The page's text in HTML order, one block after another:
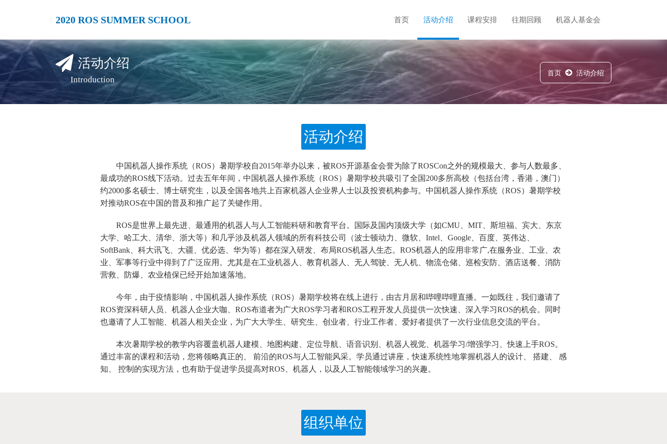
2020 ROS SUMMER SCHOOL 首页 活动介绍 课程安排 往期回顾 机器人基金会
活动介绍
Introduction
首页 活动介绍
活动介绍
中国机器人操作系统（ROS）暑期学校自2015年举办以来，被ROS开源基金会誉为除了ROSCon之外的规模最大、参与人数最多、
最成功的ROS线下活动。过去五年年间，中国机器人操作系统（ROS）暑期学校共吸引了全国200多所高校（包括台湾，香港，澳门）
约2000多名硕士、博士研究生，以及全国各地共上百家机器人企业界人士以及投资机构参与。中国机器人操作系统（ROS）暑期学校
对推动ROS在中国的普及和推广起了关键作用。
ROS是世界上最先进、最通用的机器人与人工智能科研和教育平台。国际及国内顶级大学（如CMU、MIT、斯坦福、宾大、东京
大学、哈工大、清华、浙大等）和几乎涉及机器人领域的所有科技公司（波士顿动力、微软、Intel、Google、百度、英伟达、
SoftBank、科大讯飞、大疆、优必选、华为等）都在深入研发、布局ROS机器人生态。ROS机器人的应用非常广,在服务业、工业、农
业、军事等行业中得到了广泛应用。尤其是在工业机器人、教育机器人、无人驾驶、无人机、物流仓储、巡检安防、酒店送餐、消防
营救、防爆、农业植保已经开始加速落地。
今年，由于疫情影响，中国机器人操作系统（ROS）暑期学校将在线上进行，由古月居和哔哩哔哩直播。一如既往，我们邀请了
ROS资深科研人员、机器人企业大咖、ROS布道者为广大ROS学习者和ROS工程开发人员提供一次快速、深入学习ROS的机会。同时
也邀请了人工智能、机器人相关企业，为广大大学生、研究生、创业者、行业工作者、爱好者提供了一次行业信息交流的平台。
本次暑期学校的教学内容覆盖机器人建模、地图构建、定位导航、语音识别、机器人视觉、机器学习/增强学习、快速上手ROS。
通过丰富的课程和活动，您将领略真正的、 前沿的ROS与人工智能风采。学员通过讲座，快速系统性地掌握机器人的设计、 搭建、 感
知、 控制的实现方法，也有助于促进学员提高对ROS、机器人，以及人工智能领域学习的兴趣。
组织单位